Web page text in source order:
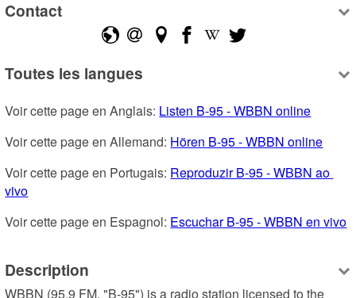
Contact
Toutes les langues
Voir cette page en Anglais: Listen B-95 - WBBN online
Voir cette page en Allemand: Hören B-95 - WBBN online
Voir cette page en Portugais: Reproduzir B-95 - WBBN ao
vivo
Voir cette page en Espagnol: Escuchar B-95 - WBBN en vivo
Description
WBBN (95.9 FM, "B-95") is a radio station licensed to the